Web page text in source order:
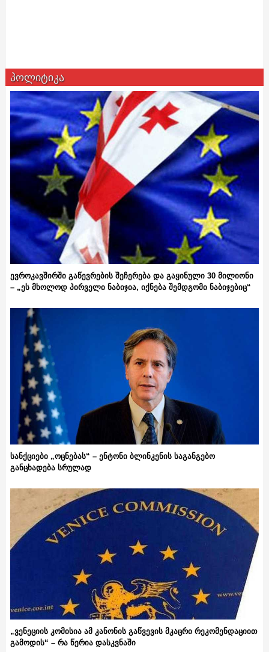
პოლიტიკა
ევროკავშირში გაწევრების შეჩერება და გაყინული 30 მილიონი
– „ეს მხოლოდ პირველი ნაბიჯია, იქნება შემდგომი ნაბიჯებიც“
სანქციები „ოცნებას“ – ენტონი ბლინკენის საგანგებო
განცხადება სრულად
„ვენეციის კომისია ამ კანონის გაწვევის მკაცრი რეკომენდაციით
გამოდის“ – რა წერია დასკვნაში